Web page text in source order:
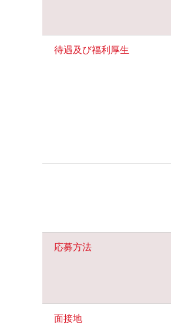
待遇及び福利厚生
応募方法
面接地